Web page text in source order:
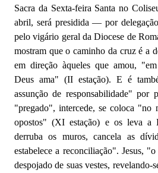
Sacra da Sexta-feira Santa no
abril, será presidida — por
pelo vigário geral da Diocese de
mostram que o caminho da cruz é a
em direção àqueles que amou,
Deus ama" (II estação). E é
assunção de responsabilidade" por
"pregado", intercede, se coloca "no
opostos" (XI estação) e os leva a
derruba os muros, cancela as
estabelece a reconciliação". Jesus,
despojado de suas vestes, revelando-